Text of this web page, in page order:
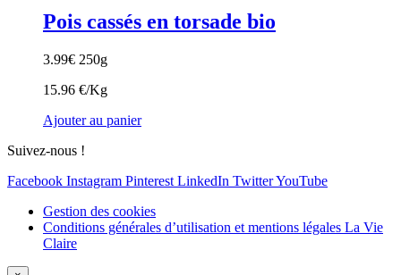
Pois cassés en torsade bio
3.99€ 250g
15.96 €/Kg
Ajouter au panier
Suivez-nous !
Facebook Instagram Pinterest LinkedIn TwitterYouTube
Gestion des cookies
Conditions générales d’utilisation et mentions légales La Vie
Claire